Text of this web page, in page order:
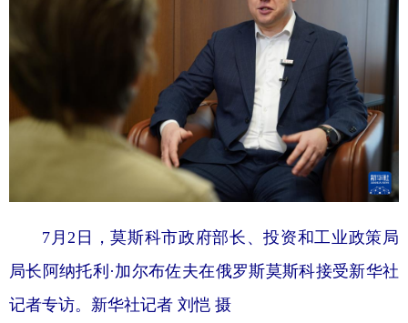
上海
福建 江西
河南 湖北 湖南
广东 广西 海南 重庆
贵州 云南 西藏
陕西 甘肃 青海 宁夏
新疆 内蒙古 黑龙江
多语种频道
7月2日，莫斯科市政府部长、投资和工业政策局
局长阿纳托利·加尔布佐夫在俄罗斯莫斯科接受新华社
记者专访。新华社记者 刘恺 摄